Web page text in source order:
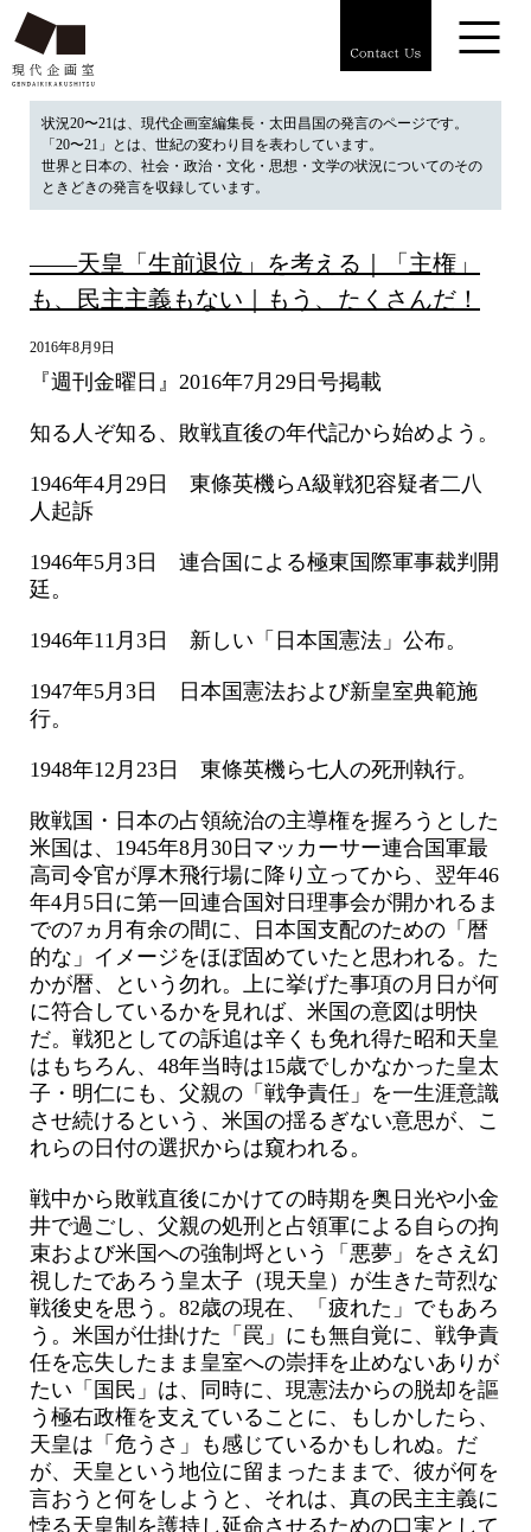
状況20〜21は、現代企画室編集長・太田昌国の発言のページです。
「20〜21」とは、世紀の変わり目を表わしています。
世界と日本の、社会・政治・文化・思想・文学の状況についてのその
ときどきの発言を収録しています。
――天皇「生前退位」を考える｜「主権」
も、民主主義もない｜もう、たくさんだ！
2016年8月9日
『週刊金曜日』2016年7月29日号掲載
知る人ぞ知る、敗戦直後の年代記から始めよう。
1946年4月29日 東條英機らA級戦犯容疑者二八
人起訴
1946年5月3日 連合国による極東国際軍事裁判開
廷。
1946年11月3日 新しい「日本国憲法」公布。
1947年5月3日 日本国憲法および新皇室典範施
行。
1948年12月23日 東條英機ら七人の死刑執行。
敗戦国・日本の占領統治の主導権を握ろうとした
米国は、1945年8月30日マッカーサー連合国軍最
高司令官が厚木飛行場に降り立ってから、翌年46
年4月5日に第一回連合国対日理事会が開かれるま
での7ヵ月有余の間に、日本国支配のための「暦
的な」イメージをほぼ固めていたと思われる。た
かが暦、という勿れ。上に挙げた事項の月日が何
に符合しているかを見れば、米国の意図は明快
だ。戦犯としての訴追は辛くも免れ得た昭和天皇
はもちろん、48年当時は15歳でしかなかった皇太
子・明仁にも、父親の「戦争責任」を一生涯意識
させ続けるという、米国の揺るぎない意思が、こ
れらの日付の選択からは窺われる。
戦中から敗戦直後にかけての時期を奥日光や小金
井で過ごし、父親の処刑と占領軍による自らの拘
束および米国への強制埒という「悪夢」をさえ幻
視したであろう皇太子（現天皇）が生きた苛烈な
戦後史を思う。82歳の現在、「疲れた」でもあろ
う。米国が仕掛けた「罠」にも無自覚に、戦争責
任を忘失したまま皇室への崇拝を止めないありが
たい「国民」は、同時に、現憲法からの脱却を謳
う極右政権を支えていることに、もしかしたら、
天皇は「危うさ」も感じているかもしれぬ。だ
が、天皇という地位に留まったままで、彼が何を
言おうと何をしようと、それは、真の民主主義に
悖る天皇制を護持し延命させるための口実として